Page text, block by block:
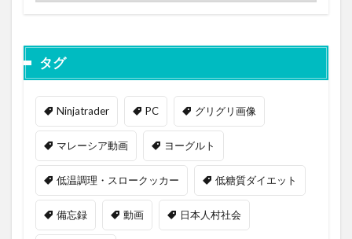
タグ
Ninjatrader PC グリグリ画像
マレーシア動画 ヨーグルト
低温調理・スロークッカー 低糖質ダイエット
備忘録 動画 日本人村社会